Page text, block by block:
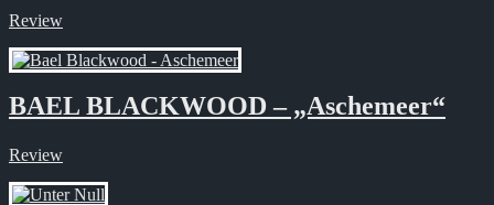
Review
BAEL BLACKWOOD – „Aschemeer“
Review